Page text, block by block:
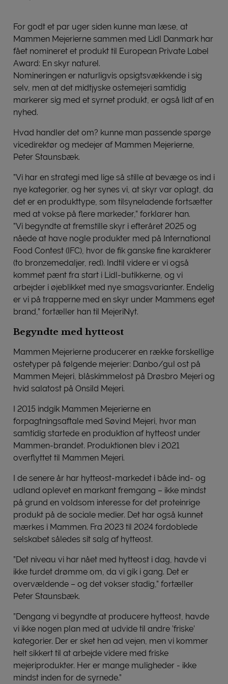
For godt et par uger siden kunne man læse, at
Mammen Mejerierne sammen med Lidl Danmark har
fået nomineret et produkt til European Private Label
Award: En skyr naturel.
Nomineringen er naturligvis opsigtsvækkende i sig
selv, men at det midtjyske ostemejeri samtidig
markerer sig med et syrnet produkt, er også lidt af en
nyhed.
Hvad handler det om? kunne man passende spørge
vicedirektør og medejer af Mammen Mejerierne,
Peter Staunsbæk.
”Vi har en strategi med lige så stille at bevæge os ind i
nye kategorier, og her synes vi, at skyr var oplagt, da
det er en produkttype, som tilsyneladende fortsætter
med at vokse på flere markeder,” forklarer han.
”Vi begyndte at fremstille skyr i efteråret 2025 og
nåede at have nogle produkter med på International
Food Contest (IFC), hvor de fik ganske fine karakterer
(to bronzemedaljer, red). Indtil videre er vi også
kommet pænt fra start i Lidl-butikkerne, og vi
arbejder i øjeblikket med nye smagsvarianter. Endelig
er vi på trapperne med en skyr under Mammens eget
brand,” fortæller han til MejeriNyt.
Begyndte med hytteost
Mammen Mejerierne producerer en række forskellige
ostetyper på følgende mejerier: Danbo/gul ost på
Mammen Mejeri, blåskimmelost på Drøsbro Mejeri og
hvid salatost på Onsild Mejeri.
I 2015 indgik Mammen Mejerierne en
forpagtningsaftale med Søvind Mejeri, hvor man
samtidig startede en produktion af hytteost under
Mammen-brandet. Produktionen blev i 2021
overflyttet til Mammen Mejeri.
I de senere år har hytteost-markedet i både ind- og
udland oplevet en markant fremgang – ikke mindst
på grund en voldsom interesse for det proteinrige
produkt på de sociale medier. Det har også kunnet
mærkes i Mammen. Fra 2023 til 2024 fordoblede
selskabet således sit salg af hytteost.
”Det niveau vi har nået med hytteost i dag, havde vi
ikke turdet drømme om, da vi gik i gang. Det er
overvældende – og det vokser stadig,” fortæller
Peter Staunsbæk.
”Dengang vi begyndte at producere hytteost, havde
vi ikke nogen plan med at udvide til andre ’friske’
kategorier. Der er sket hen ad vejen, men vi kommer
helt sikkert til at arbejde videre med friske
mejeriprodukter. Her er mange muligheder - ikke
mindst inden for de syrnede.”